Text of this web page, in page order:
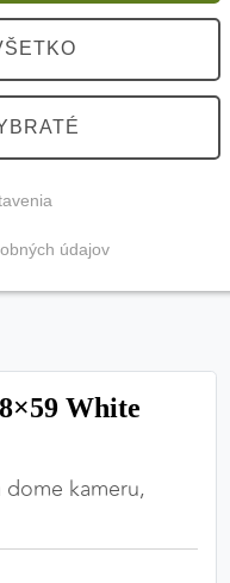
White
kameru,
fungovanie
údajov